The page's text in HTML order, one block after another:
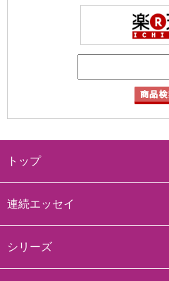
トップ
連続エッセイ
シリーズ